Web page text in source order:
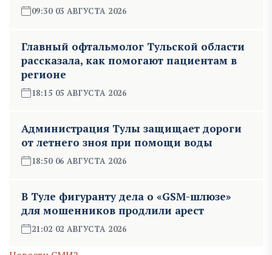
09:30 03 АВГУСТА 2026
Главный офтальмолог Тульской области
рассказала, как помогают пациентам в
регионе
18:15 05 АВГУСТА 2026
Администрация Тулы защищает дороги
от летнего зноя при помощи воды
18:50 06 АВГУСТА 2026
В Туле фигуранту дела о «GSM-шлюзе»
для мошенников продлили арест
21:02 02 АВГУСТА 2026